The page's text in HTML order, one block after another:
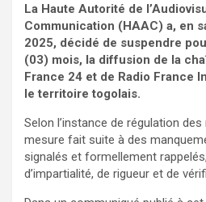
La Haute Autorité de
Communication (HAAC) a, en
2025, décidé de suspendre
(03) mois, la diffusion de la
France 24 et de Radio France
le territoire togolais.
Selon l’instance de régulation
mesure fait suite à des
signalés et formellement
d’impartialité, de rigueur et de